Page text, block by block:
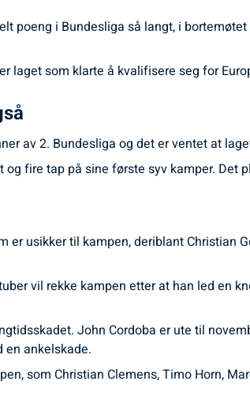
poeng i Bundesliga så langt, i
laget som klarte å kvalifisere seg for
av 2. Bundesliga og det er ventet at
fire tap på sine første syv kamper.
er usikker til kampen, deriblant
vil rekke kampen etter at han led en
John Cordoba er ute til
en ankelskade.
som Christian Clemens, Timo Horn,